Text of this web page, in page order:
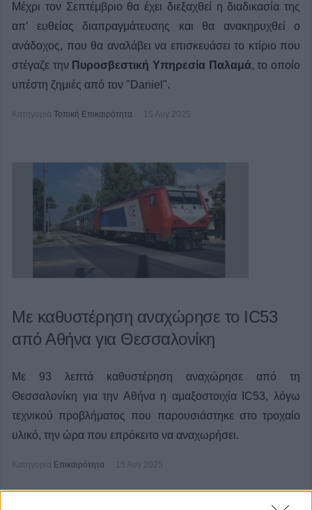
Μέχρι τον Σεπτέμβριο θα έχει διεξαχθεί η διαδικασία της
απ’ ευθείας διαπραγμάτευσης και θα ανακηρυχθεί ο
ανάδοχος, που θα αναλάβει να επισκευάσει το κτίριο που
στέγαζε την Πυροσβεστική Υπηρεσία Παλαμά, το οποίο
υπέστη ζημιές από τον "Daniel".
Κατηγορία Τοπική Επικαιρότητα 15 Αυγ 2025
Με καθυστέρηση αναχώρησε το IC53
από Αθήνα για Θεσσαλονίκη
Με 93 λεπτά καθυστέρηση αναχώρησε από τη
Θεσσαλονίκη για την Αθήνα η αμαξοστοιχία IC53, λόγω
τεχνικού προβλήματος που παρουσιάστηκε στο τροχαίο
υλικό, την ώρα που επρόκειτο να αναχωρήσει.
Κατηγορία Επικαιρότητα 15 Αυγ 2025